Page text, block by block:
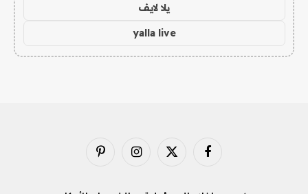
يلا لايف
yalla live
فيسبوك X
الانستغرامبينتيريست